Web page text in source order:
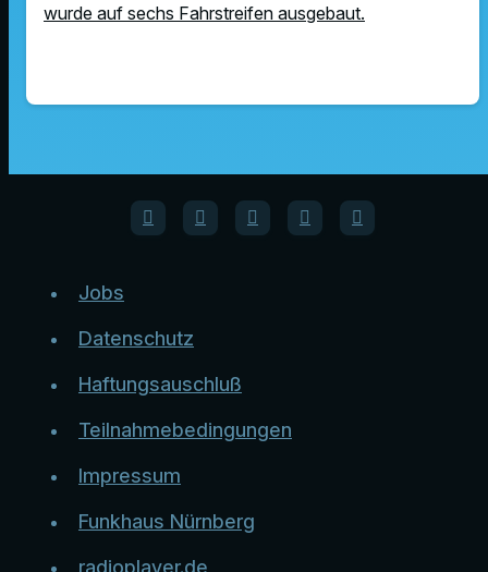
wurde auf sechs Fahrstreifen ausgebaut.
Jobs
Datenschutz
Haftungsauschluß
Teilnahmebedingungen
Impressum
Funkhaus Nürnberg
radioplayer.de